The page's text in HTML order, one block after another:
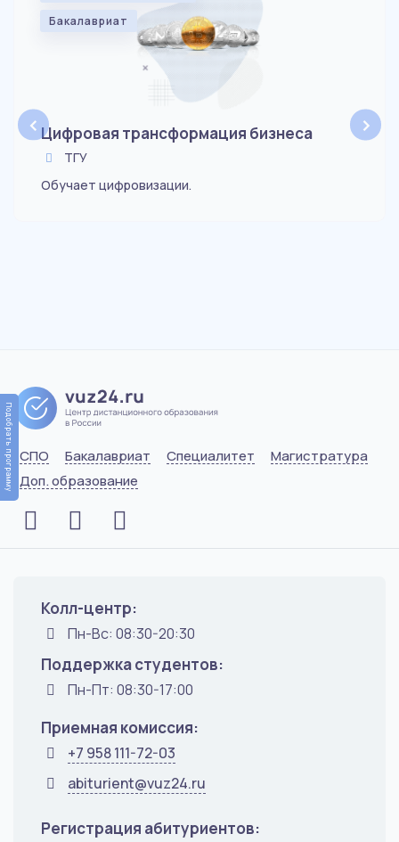
‹
Бакалавриат
Цифровая трансформация бизнеса
ТГУ
Обучает цифровизации.
›
СПО Бакалавриат Специалитет
Магистратура
Доп. образование
Колл-центр:
Пн-Вс: 08:30-20:30
Поддержка студентов:
Пн-Пт: 08:30-17:00
Приемная комиссия:
+7 958 111-72-03
abiturient@vuz24.ru
Регистрация абитуриентов:
Подобрать программу